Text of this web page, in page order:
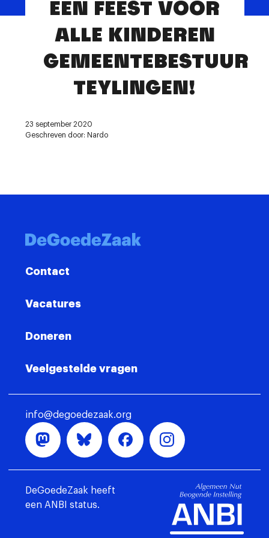
ContactEEN FEEST VOOR
ALLE KINDEREN
GEMEENTEBESTUUR
TEYLINGEN!
23 september 2020
Geschreven door: Nardo
Contact
Vacatures
Doneren
Veelgestelde vragen
info@degoedezaak.org
DeGoedeZaak heeft
een ANBI status.